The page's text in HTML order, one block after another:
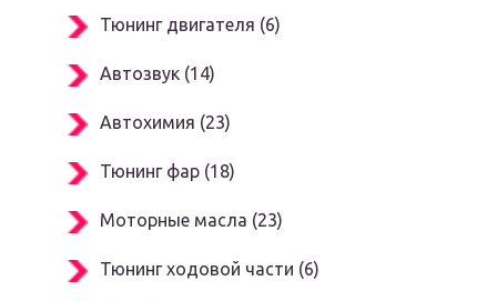
Тюнинг двигателя (6)
Автозвук (14)
Автохимия (23)
Тюнинг фар (18)
Моторные масла (23)
Тюнинг ходовой части (6)